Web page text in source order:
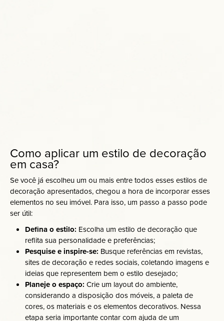
Como aplicar um estilo de decoração
em casa?
Se você já escolheu um ou mais entre todos esses estilos de
decoração apresentados, chegou a hora de incorporar esses
elementos no seu imóvel. Para isso, um passo a passo pode
ser útil:
Defina o estilo: Escolha um estilo de decoração que
reflita sua personalidade e preferências;
Pesquise e inspire-se: Busque referências em revistas,
sites de decoração e redes sociais, coletando imagens e
ideias que representem bem o estilo desejado;
Planeje o espaço: Crie um layout do ambiente,
considerando a disposição dos móveis, a paleta de
cores, os materiais e os elementos decorativos. Nessa
etapa seria importante contar com ajuda de um